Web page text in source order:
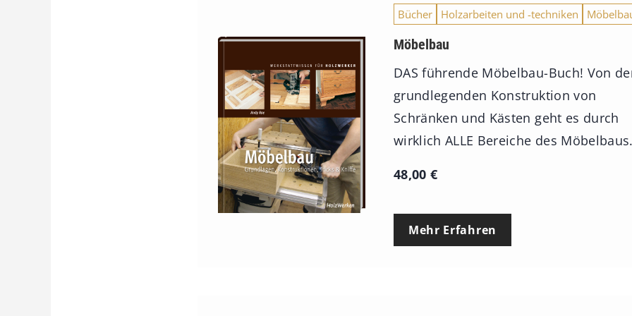
Bücher Holzarbeiten und -techniken
Möbelbau
DAS führende Möbelbau-Buch! Von
grundlegenden Konstruktion von
Schränken und Kästen geht es durch
wirklich ALLE Bereiche des Möbelbaus.
48,00 €
Mehr Erfahren